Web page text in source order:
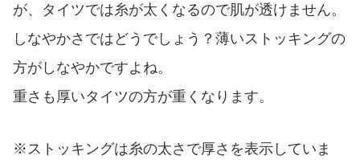
が、タイツでは糸が太くなるので肌が透けません。
しなやかさではどうでしょう？薄いストッキングの
方がしなやかですよね。
重さも厚いタイツの方が重くなります。
※ストッキングは糸の太さで厚さを表示していま